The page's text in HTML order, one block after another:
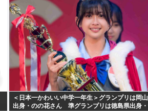
＜日本一かわいい中学一年生＞グランプリは岡
出身・のの花さん 準グランプリは徳島県出身